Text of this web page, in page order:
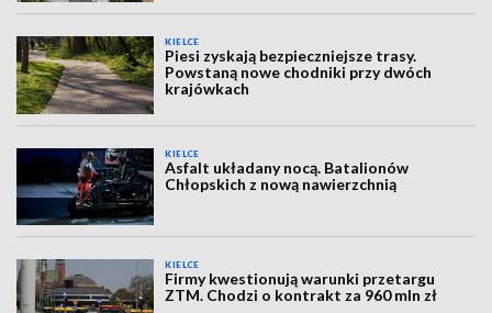
KIELCE
Piesi zyskają bezpieczniejsze trasy.
Powstaną nowe chodniki przy dwóch
krajówkach
KIELCE
Asfalt układany nocą. Batalionów
Chłopskich z nową nawierzchnią
KIELCE
Firmy kwestionują warunki przetargu
ZTM. Chodzi o kontrakt za 960 mln zł